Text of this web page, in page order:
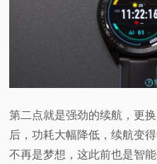
第二点就是强劲的续航，更
后，功耗大幅降低，续航变
不再是梦想，这此前也是智